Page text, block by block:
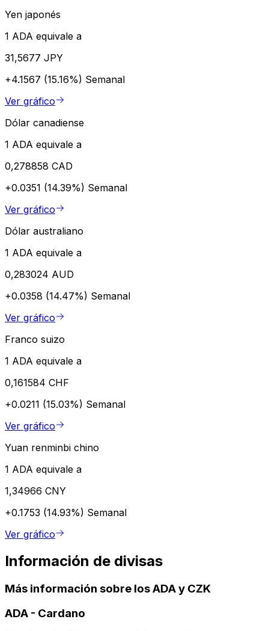
Yen japonés
1 ADA equivale a
31,5677 JPY
+4.1567 (15.16%) Semanal
Ver gráfico
Dólar canadiense
1 ADA equivale a
0,278858 CAD
+0.0351 (14.39%) Semanal
Ver gráfico
Dólar australiano
1 ADA equivale a
0,283024 AUD
+0.0358 (14.47%) Semanal
Ver gráfico
Franco suizo
1 ADA equivale a
0,161584 CHF
+0.0211 (15.03%) Semanal
Ver gráfico
Yuan renminbi chino
1 ADA equivale a
1,34966 CNY
+0.1753 (14.93%) Semanal
Ver gráfico
Información de divisas
Más información sobre los ADA y CZK
ADA - Cardano